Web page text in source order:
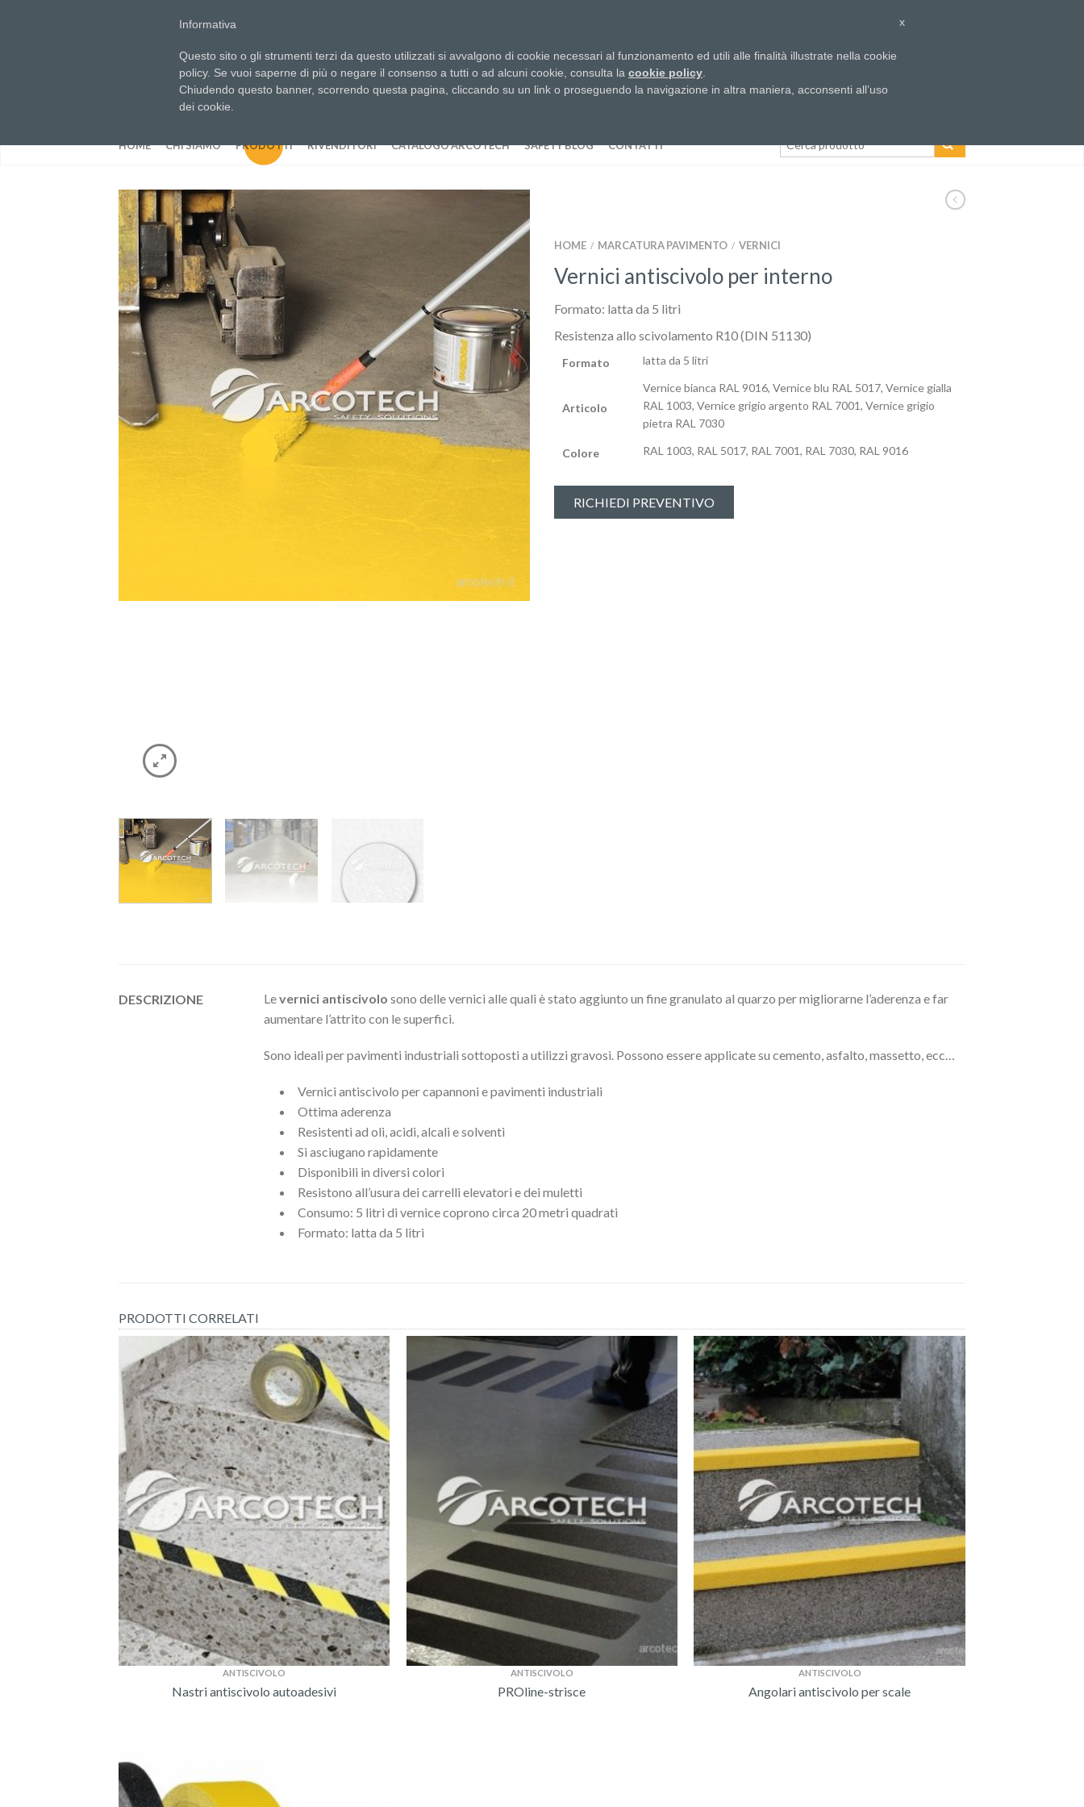
CARRELLO
HOME CHI SIAMO PRODOTTI RIVENDITORI CATALOGO ARCOTECH SAFETY BLOG CONTATTI
HOME / MARCATURA PAVIMENTO / VERNICI
Vernici antiscivolo per interno
Formato: latta da 5 litri
Resistenza allo scivolamento R10 (DIN 51130)
Formato latta da 5 litri
Articolo
Vernice bianca RAL 9016, Vernice blu RAL 5017, Vernice gialla
RAL 1003, Vernice grigio argento RAL 7001, Vernice grigio
pietra RAL 7030
Colore RAL 1003, RAL 5017, RAL 7001, RAL 7030, RAL 9016
RICHIEDI PREVENTIVO
DESCRIZIONE Levernici antiscivolosono delle vernici alle quali è stato aggiunto un fine granulato al quarzo per migliorarne l’aderenza e far
aumentare l’attrito con le superfici.
Sono ideali per pavimenti industriali sottoposti a utilizzi gravosi. Possono essere applicate su cemento, asfalto, massetto, ecc…
Vernici antiscivolo per capannoni e pavimenti industriali
Ottima aderenza
Resistenti ad oli, acidi, alcali e solventi
Si asciugano rapidamente
Disponibili in diversi colori
Resistono all’usura dei carrelli elevatori e dei muletti
Consumo: 5 litri di vernice coprono circa 20 metri quadrati
Formato: latta da 5 litri
PRODOTTI CORRELATI
ANTISCIVOLO
Nastri antiscivolo autoadesivi
ANTISCIVOLO
PROline-strisce
ANTISCIVOLO
Angolari antiscivolo per scale
x
Informativa
Questo sito o gli strumenti terzi da questo utilizzati si avvalgono di cookie necessari al funzionamento ed utili alle finalità illustrate nella cookie
policy. Se vuoi saperne di più o negare il consenso a tutti o ad alcuni cookie, consulta la cookie policy
Chiudendo questo banner, scorrendo questa pagina, cliccando su un link o proseguendo la navigazione in altra maniera, acconsenti all’uso
dei cookie.